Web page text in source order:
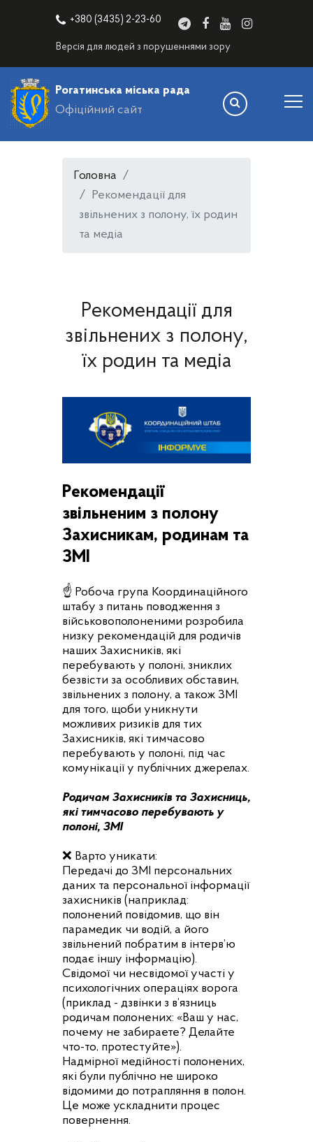
+380 (3435) 2-23-60
Версія для людей з порушеннями зору
Рогатинська міська рада
Офіційний сайт
Головна
Рекомендації для
звільнених з полону, їх родин
та медіа
Рекомендації для
звільнених з полону,
їх родин та медіа
Рекомендації
звільненим з полону
Захисникам, родинам та
ЗМІ
☝ Робоча група Координаційного
штабу з питань поводження з
військовополоненими розробила
низку рекомендацій для родичів
наших Захисників, які
перебувають у полоні, зниклих
безвісти за особливих обставин,
звільнених з полону, а також ЗМІ
для того, щоби уникнути
можливих ризиків для тих
Захисників, які тимчасово
перебувають у полоні, під час
комунікації у публічних джерелах.
Родичам Захисників та Захисниць,
які тимчасово перебувають у
полоні, ЗМІ
❌ Варто уникати:
Передачі до ЗМІ персональних
даних та персональної інформації
захисників (наприклад:
полонений повідомив, що він
парамедик чи водій, а його
звільнений побратим в інтерв’ю
подає іншу інформацію).
Свідомої чи несвідомої участі у
психологічних операціях ворога
(приклад - дзвінки з в’язниць
родичам полонених: «Ваш у нас,
почему не забираете? Делайте
что-то, протестуйте»).
Надмірної медійності полонених,
які були публічно не широко
відомими до потрапляння в полон.
Це може ускладнити процес
повернення.